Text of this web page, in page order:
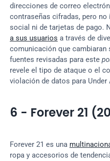
direcciones de correo
contraseñas cifradas, pero no
social ni de tarjetas de pago.
a sus usuarios a través de
comunicación que cambiaran
fuentes revisadas para este
revele el tipo de ataque o el
violación de datos para Under
6 - Forever 21
Forever 21 es una
ropa y accesorios de